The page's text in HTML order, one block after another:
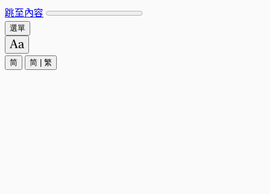
跳至內容
選單
简 简 繁